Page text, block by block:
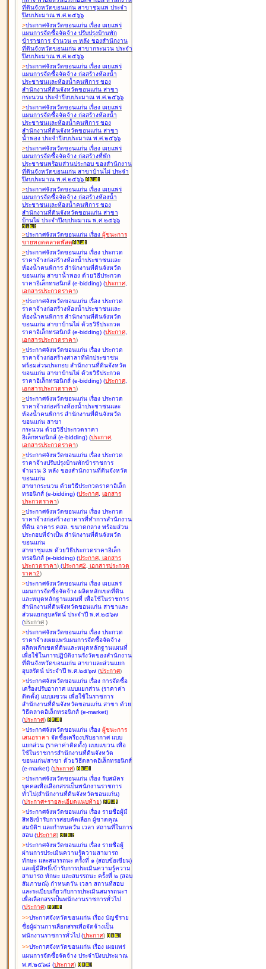
ที่ดินจังหวัดขอนแก่น สาขาชุมแพ ประจำ
ปีงบประมาณ พ.ศ.๒๕๖๖
>ประกาศจังหวัดขอนแก่น เรื่อง เผยแพร่
แผนการจัดซื้อจัดจ้าง ปรับปรุงบ้านพัก
ข้าราชการ จำนวน ๓ หลัง ของสำนักงาน
ที่ดินจังหวัดขอนแก่น สาขากระนวน ประจำ
ปีงบประมาณ พ.ศ.๒๕๖๖
>ประกาศจังหวัดขอนแก่น เรื่อง เผยแพร่
แผนการจัดซื้อจัดจ้าง ก่อสร้างห้องน้ำ
ประชาชนและห้องน้ำคนพิการ ของ
สำนักงานที่ดินจังหวัดขอนแก่น สาขา
กระนวน ประจำปีงบประมาณ พ.ศ.๒๕๖๖
>ประกาศจังหวัดขอนแก่น เรื่อง เผยแพร่
แผนการจัดซื้อจัดจ้าง ก่อสร้างห้องน้ำ
ประชาชนและห้องน้ำคนพิการ ของ
สำนักงานที่ดินจังหวัดขอนแก่น สาขา
น้ำพอง ประจำปีงบประมาณ พ.ศ.๒๕๖๖
>ประกาศจังหวัดขอนแก่น เรื่อง เผยแพร่
แผนการจัดซื้อจัดจ้าง ก่อสร้างที่พัก
ประชาชนพร้อมส่วนประกอบ ของสำนักงาน
ที่ดินจังหวัดขอนแก่น สาขาบ้านไผ่ ประจำ
ปีงบประมาณ พ.ศ.๒๕๖๖
>ประกาศจังหวัดขอนแก่น เรื่อง เผยแพร่
แผนการจัดซื้อจัดจ้าง ก่อสร้างห้องน้ำ
ประชาชนและห้องน้ำคนพิการ ของ
สำนักงานที่ดินจังหวัดขอนแก่น สาขา
บ้านไผ่ ประจำปีงบประมาณ พ.ศ.๒๕๖๖
>ประกาศจังหวัดขอนแก่น เรื่อง ผู้ชนะการ
ขายทอดตลาดพัสดุ
>ประกาศจังหวัดขอนแก่น เรื่อง ประกวด
ราคาจ้างก่อสร้างห้องน้ำประชาชนและ
ห้องน้ำคนพิการ สำนักงานที่ดินจังหวัด
ขอนแก่น สาขาน้ำพอง ด้วยวิธีประกวด
ราคาอิเล็กทรอนิกส์ (e-bidding) (ประกาศ,
เอกสารประกวดราคา)
>ประกาศจังหวัดขอนแก่น เรื่อง ประกวด
ราคาจ้างก่อสร้างห้องน้ำประชาชนและ
ห้องน้ำคนพิการ สำนักงานที่ดินจังหวัด
ขอนแก่น สาขาบ้านไผ่ ด้วยวิธีประกวด
ราคาอิเล็กทรอนิกส์ (e-bidding) (ประกาศ,
เอกสารประกวดราคา)
>ประกาศจังหวัดขอนแก่น เรื่อง ประกวด
ราคาจ้างก่อสร้างศาลาที่พักประชาชน
พร้อมส่วนประกอบ สำนักงานที่ดินจังหวัด
ขอนแก่น สาขาบ้านไผ่ ด้วยวิธีประกวด
ราคาอิเล็กทรอนิกส์ (e-bidding) (ประกาศ,
เอกสารประกวดราคา)
>ประกาศจังหวัดขอนแก่น เรื่อง ประกวด
ราคาจ้างก่อสร้างห้องน้ำประชาชนและ
ห้องน้ำคนพิการ สำนักงานที่ดินจังหวัด
ขอนแก่น สาขา
กระนวน ด้วยวิธีประกวดราคา
อิเล็กทรอนิกส์ (e-bidding) (ประกาศ,
เอกสารประกวดราคา)
>ประกาศจังหวัดขอนแก่น เรื่อง ประกวด
ราคาจ้างปรับปรุงบ้านพักข้าราชการ
จำนวน 3 หลัง ของสำนักงานที่ดินจังหวัด
ขอนแก่น
สาขากระนวน ด้วยวิธีประกวดราคาอิเล็ก
ทรอนิกส์ (e-bidding) (ประกาศ, เอกสาร
ประกวดราคา)
>ประกาศจังหวัดขอนแก่น เรื่อง ประกวด
ราคาจ้างก่อสร้างอาคารที่ทำการสำนักงาน
ที่ดิน อาคาร คสล. ขนาดกลาง พร้อมส่วน
ประกอบที่จำเป็น สำนักงานที่ดินจังหวัด
ขอนแก่น
สาขาชุมแพ ด้วยวิธีประกวดราคาอิเล็ก
ทรอนิกส์ (e-bidding) (ประกาศ, เอกสาร
ประกวดราคา) (ประกาศ2, เอกสารประกวด
ราคา2)
>ประกาศจังหวัดขอนแก่น เรื่อง เผยแพร่
แผนการจัดซื้อจัดจ้าง ผลิตหลักเขตที่ดิน
และหมุดหลักฐานแผนที่ เพื่อใช้ในราชการ
สำนักงานที่ดินจังหวัดขอนแก่น สาขาและ
ส่วนแยกอุบลรัตน์ ประจำปี พ.ศ.๒๕๖๗
(ประกาศ )
>ประกาศจังหวัดขอนแก่น เรื่อง ประกวด
ราคาจ้างเผยแพร่แผนการจัดซื้อจัดจ้าง
ผลิตหลักเขตที่ดินและหมุดหลักฐานแผนที่
เพื่อใช้ในการปฏิบัติงานรังวัดของสำนักงาน
ที่ดินจังหวัดขอนแก่น สาขาและส่วนแยก
อุบลรัตน์ ประจำปี พ.ศ.๒๕๖๗ (ประกาศ)
>ประกาศจังหวัดขอนแก่น เรื่อง การจัดซื้อ
เครื่องปรับอากาศ แบบแยกส่วน (ราคาค่า
ติดตั้ง) แบบแขวน เพื่อใช้ในราชการ
สำนักงานที่ดินจังหวัดขอนแก่น สาขา ด้วย
วิธีตลาดอิเล็กทรอนิกส์ (e-market)
(ประกาศ)
>ประกาศจังหวัดขอนแก่น เรื่อง ผู้ชนะการ
เสนอราคา จัดซื้อเครื่องปรับอากาศ แบบ
แยกส่วน (ราคาค่าติดตั้ง) แบบแขวน เพื่อ
ใช้ในราชการสำนักงานที่ดินจังหวัด
ขอนแก่น/สาขา ด้วยวิธีตลาดอิเล็กทรอนิกส์
(e-market) (ประกาศ)
>ประกาศจังหวัดขอนแก่น เรื่อง รับสมัคร
บุคคลเพื่อเลือกสรรเป็นพนักงานราชการ
ทั่วไป(สำนักงานที่ดินจังหวัดขอนแก่น)
(ประกาศ+รายละเอียดแนบท้าย)
>ประกาศจังหวัดขอนแก่น เรื่อง รายชื่อผู้มี
สิทธิเข้ารับการสอบคัดเลือก ผู้ขาดคุณ
สมบัติฯ และกำหนดวัน เวลา สถานที่ในการ
สอบ (ประกาศ)
>ประกาศจังหวัดขอนแก่น เรื่อง รายชื่อผู้
ผ่านการประเมินความรู้ความสามารถ
ทักษะ และสมรรถนะ ครั้งที่ ๑ (สอบข้อเขียน)
และผู้มีสิทธิ์เข้ารับการประเมินความรู้ความ
สามารถ ทักษะ และสมรรถนะ ครั้งที่ ๒ (สอบ
สัมภาษณ์) กำหนดวัน เวลา สถานที่สอบ
และระเบียบเกี่ยวกับการประเมินสมรรถนะฯ
เพื่อเลือกสรรเป็นพนักงานราชการทั่วไป
(ประกาศ)
>>ประกาศจังหวัดขอนแก่น เรื่อง บัญชีราย
ชื่อผู้ผ่านการเลือกสรรเพื่อจัดจ้างเป็น
พนักงานราชการทั่วไป (ประกาศ)
>>ประกาศจังหวัดขอนแก่น เรื่อง เผยแพร่
แผนการจัดซื้อจัดจ้าง ประจำปีงบประมาณ
พ.ศ.๒๕๖๘ (ประกาศ)